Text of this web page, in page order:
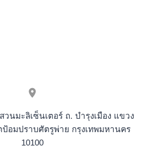
วนมะลิเซ็นเตอร์ ถ. บำรุงเมือง แขวง
อมปราบศัตรูพ่าย กรุงเทพมหานคร
10100